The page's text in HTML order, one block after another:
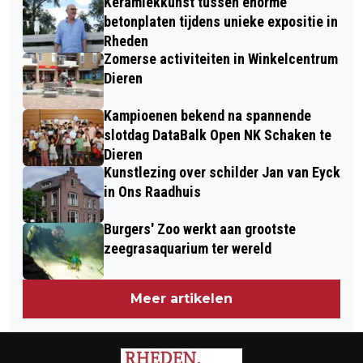
OVER ZWERFAFVALbetonplaten tijdens unieke expositie in
Rheden
Zomerse activiteiten in Winkelcentrum
Dieren
Kampioenen bekend na spannende
slotdag DataBalk Open NK Schaken te
Dieren
Kunstlezing over schilder Jan van Eyck
in Ons Raadhuis
Burgers' Zoo werkt aan grootste
zeegrasaquarium ter wereld
Meer artikelen